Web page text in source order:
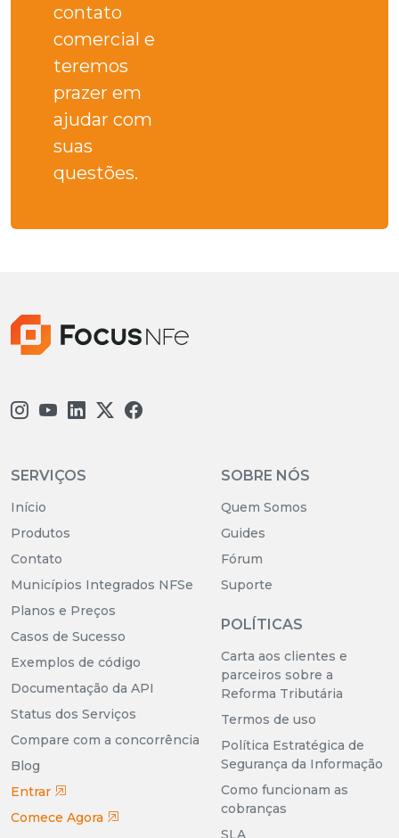
contato
comercial e
teremos
prazer em
ajudar com
suas
questões.
SERVIÇOS
Início
Produtos
Contato
Municípios Integrados NFSe
Planos e Preços
Casos de Sucesso
Exemplos de código
Documentação da API
Status dos Serviços
Compare com a concorrência
Blog
Entrar
Comece Agora
SOBRE NÓS
Quem Somos
Guides
Fórum
Suporte
POLÍTICAS
Carta aos clientes e
parceiros sobre a
Reforma Tributária
Termos de uso
Política Estratégica de
Segurança da Informação
Como funcionam as
cobranças
SLA